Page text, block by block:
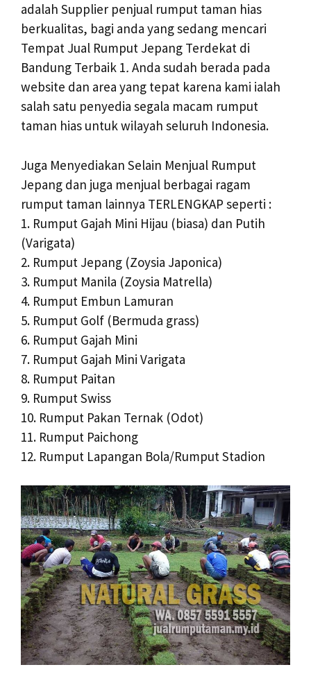
adalah Supplier penjual rumput taman hias
berkualitas, bagi anda yang sedang mencari
Tempat Jual Rumput Jepang Terdekat di
Bandung Terbaik 1. Anda sudah berada pada
website dan area yang tepat karena kami ialah
salah satu penyedia segala macam rumput
taman hias untuk wilayah seluruh Indonesia.
Juga Menyediakan Selain Menjual Rumput
Jepang dan juga menjual berbagai ragam
rumput taman lainnya TERLENGKAP seperti :
1. Rumput Gajah Mini Hijau (biasa) dan Putih
(Varigata)
2. Rumput Jepang (Zoysia Japonica)
3. Rumput Manila (Zoysia Matrella)
4. Rumput Embun Lamuran
5. Rumput Golf (Bermuda grass)
6. Rumput Gajah Mini
7. Rumput Gajah Mini Varigata
8. Rumput Paitan
9. Rumput Swiss
10. Rumput Pakan Ternak (Odot)
11. Rumput Paichong
12. Rumput Lapangan Bola/Rumput Stadion